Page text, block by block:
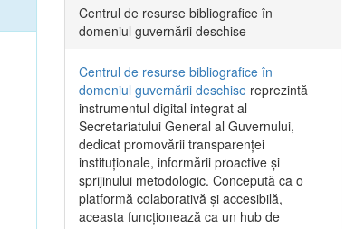
Centrul de resurse bibliografice în
domeniul guvernării deschise
Centrul de resurse bibliografice în
domeniul guvernării deschise reprezintă
instrumentul digital integrat al
Secretariatului General al Guvernului,
dedicat promovării transparenței
instituționale, informării proactive și
sprijinului metodologic. Concepută ca o
platformă colaborativă și accesibilă,
aceasta funcționează ca un hub de